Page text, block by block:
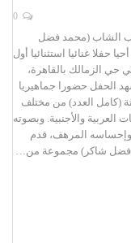
الشاب (محمد فضل
حفلا غنائيا استثنائيا أول
حي الزمالك بالقاهرة،
الحفل حضورا جماهيريا
(كامل العدد) من مختلف
العربية والأجنبية. وبصوته
المرهف، قدم
شاكر) مجموعة من…